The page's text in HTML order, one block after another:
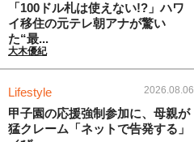
「100ドル札は使えない!?」ハワ
イ移住の元テレ朝アナが驚い
た“最...
大木優紀
Lifestyle 2026.08.06
甲子園の応援強制参加に、母親が
猛クレーム「ネットで告発する」